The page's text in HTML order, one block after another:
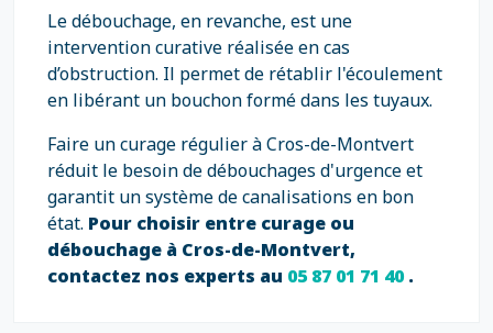
Le débouchage, en revanche, est une
intervention curative réalisée en cas
d’obstruction. Il permet de rétablir l'écoulement
en libérant un bouchon formé dans les tuyaux.
Faire un curage régulier à Cros-de-Montvert
réduit le besoin de débouchages d'urgence et
garantit un système de canalisations en bon
état. Pour choisir entre curage ou
débouchage à Cros-de-Montvert,
contactez nos experts au 05 87 01 71 40.